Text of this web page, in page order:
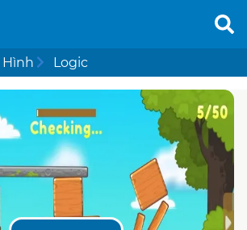
Hình Logic